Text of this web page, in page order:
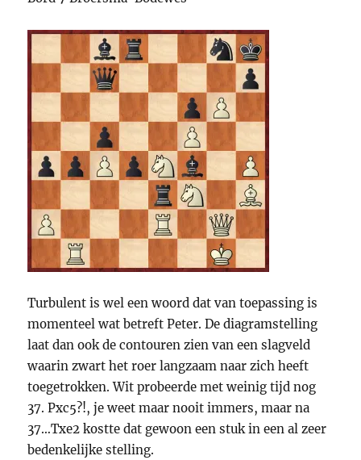
Turbulent is wel een woord dat van toepassing is
momenteel wat betreft Peter. De diagramstelling
laat dan ook de contouren zien van een slagveld
waarin zwart het roer langzaam naar zich heeft
toegetrokken. Wit probeerde met weinig tijd nog
37. Pxc5?!, je weet maar nooit immers, maar na
37…Txe2 kostte dat gewoon een stuk in een al zeer
bedenkelijke stelling.